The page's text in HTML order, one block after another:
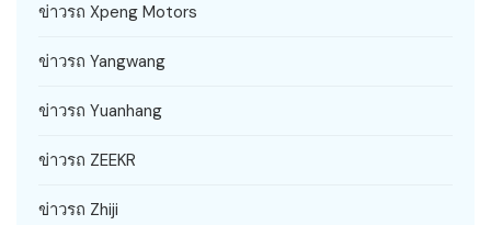
ข่าวรถ Xpeng Motors
ข่าวรถ Yangwang
ข่าวรถ Yuanhang
ข่าวรถ ZEEKR
ข่าวรถ Zhiji